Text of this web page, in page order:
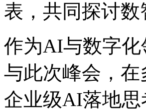
表，共同探
作为AI与数字化
与此次峰会
企业级AI落地